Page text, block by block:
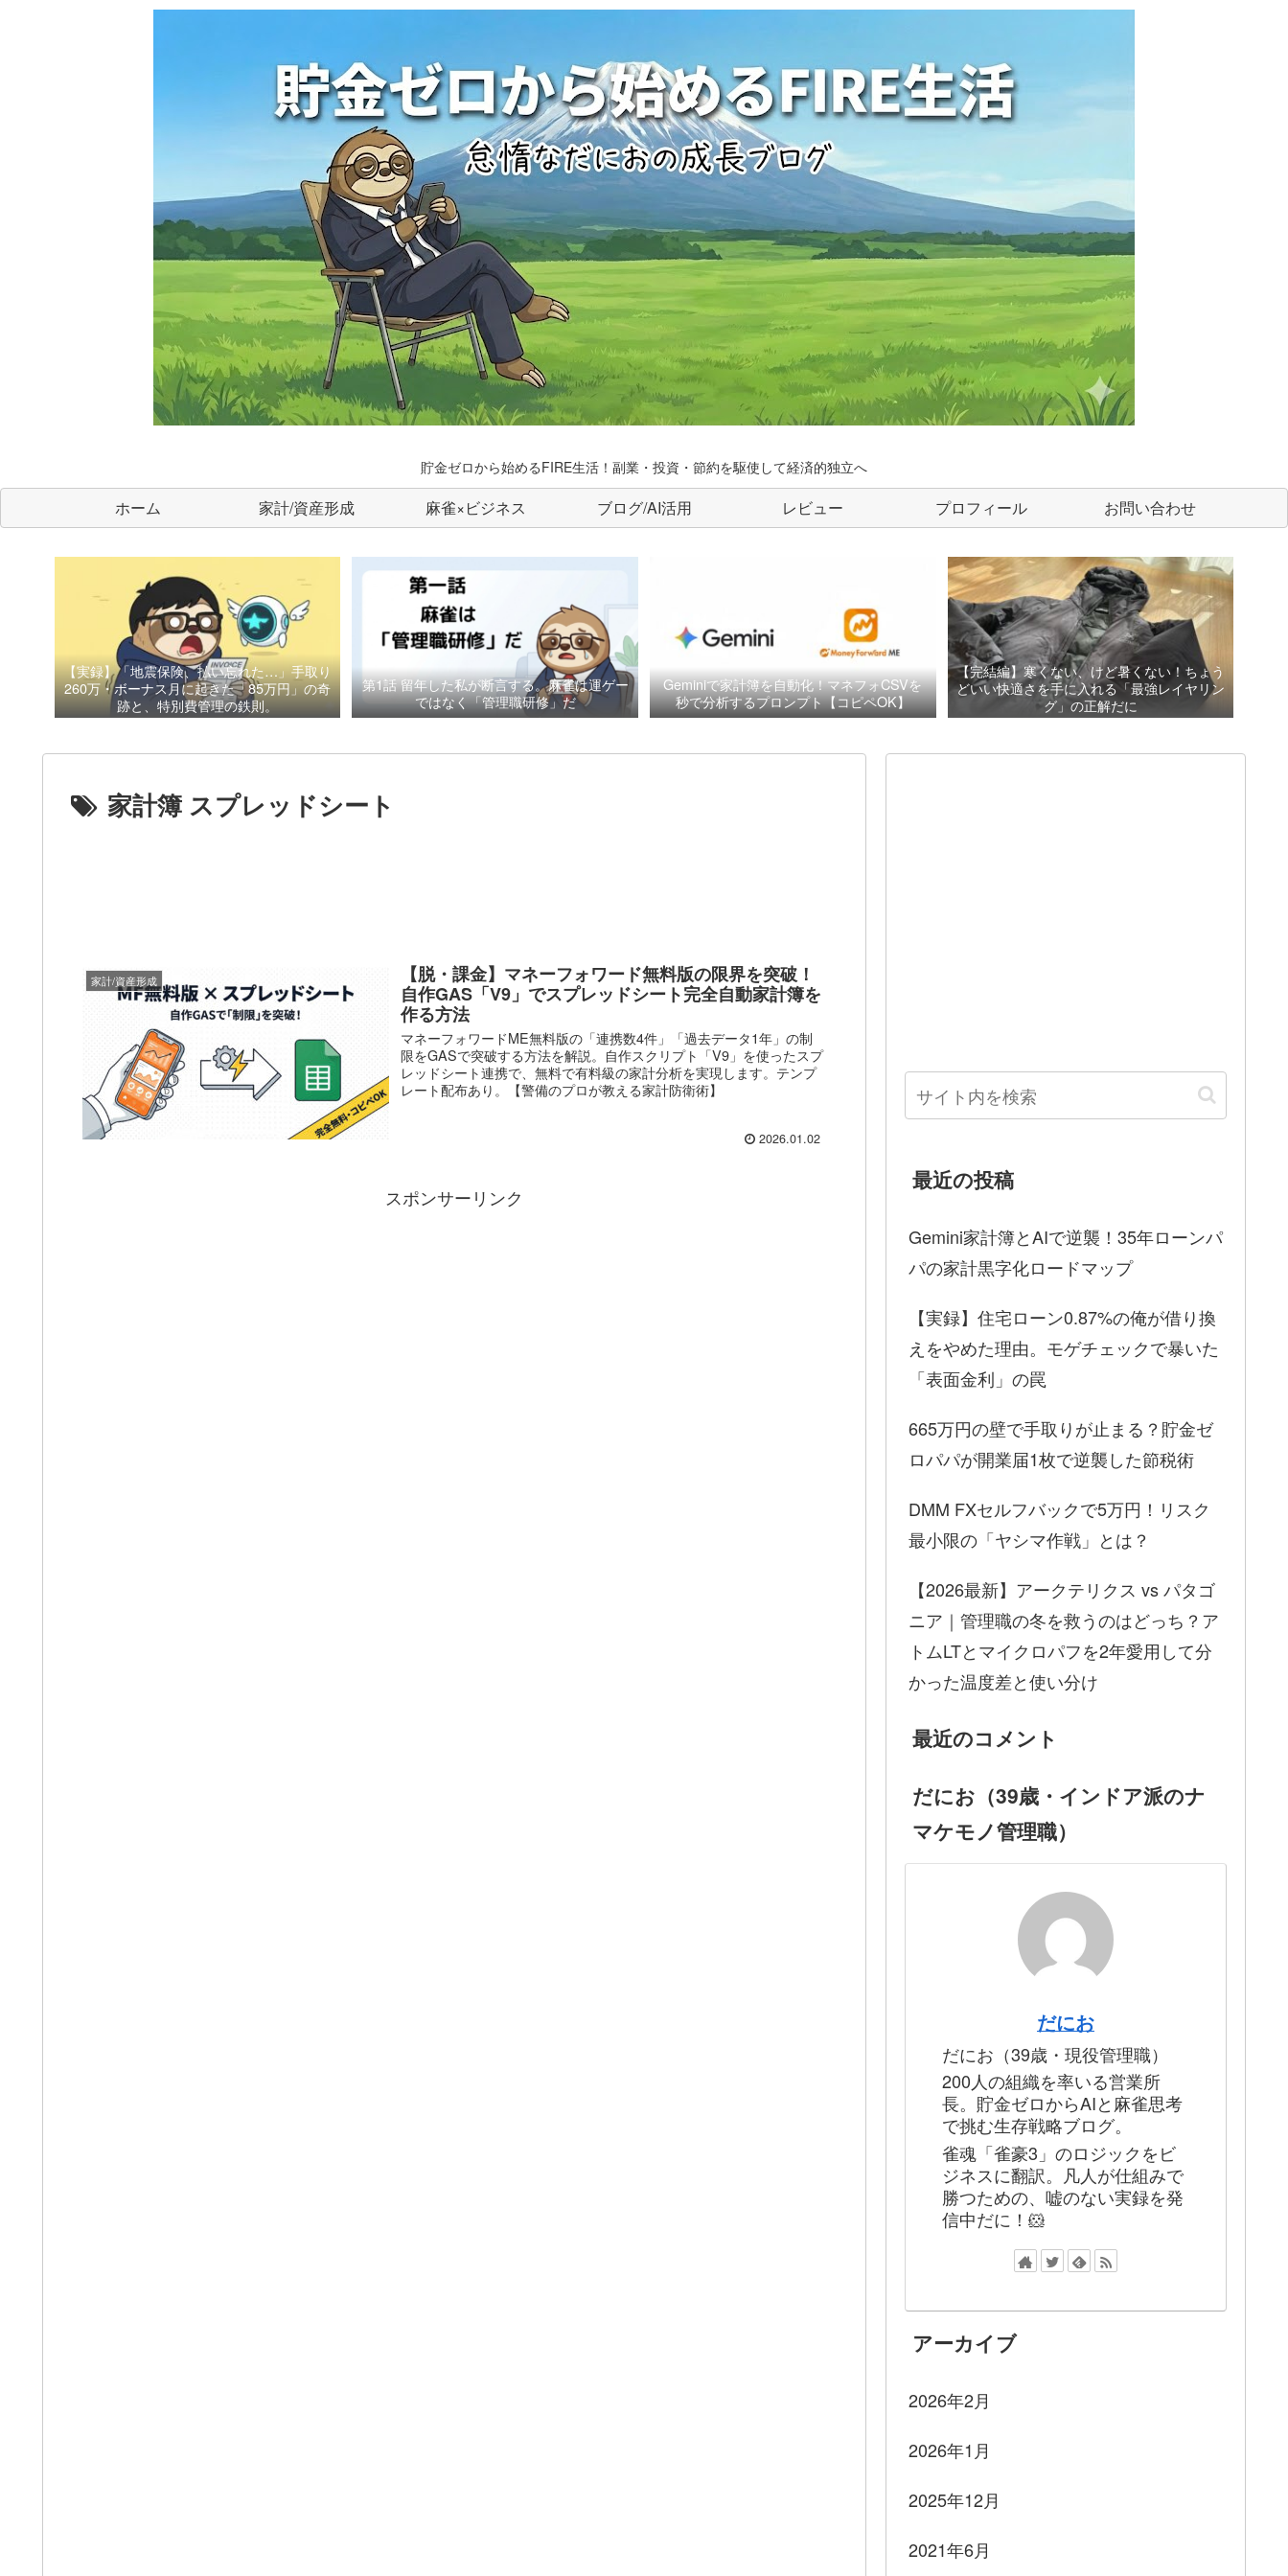
貯金ゼロから始めるFIRE生活！副業・投資・節約を駆使して経済的独立へ
ホーム 家計/資産形成 麻雀×ビジネス ブログ/AI活用 レビュー プロフィール お問い合わせ
【実録】「地震保険、払い忘れた…」手取り
260万・ボーナス月に起きた「85万円」の奇
跡と、特別費管理の鉄則。
第1話留年した私が断言する。麻雀は運ゲー
ではなく「管理職研修」だ
Geminiで家計簿を自動化！マネフォCSVを
秒で分析するプロンプト【コピペOK】
【完結編】寒くない、けど暑くない！ちょう
どいい快適さを手に入れる「最強レイヤリン
グ」の正解だに
家計簿 スプレッドシート
家計/資産形成
【脱・課金】マネーフォワード無料版の限界を突破！
自作GAS「V9」でスプレッドシート完全自動家計簿を
作る方法
マネーフォワードME無料版の「連携数4件」「過去データ1年」の制
限をGASで突破する方法を解説。自作スクリプト「V9」を使ったスプ
レッドシート連携で、無料で有料級の家計分析を実現します。テンプ
レート配布あり。【警備のプロが教える家計防衛術】
2026.01.02
スポンサーリンク
最近の投稿
Gemini家計簿とAIで逆襲！35年ローンパ
パの家計黒字化ロードマップ
【実録】住宅ローン0.87%の俺が借り換
えをやめた理由。モゲチェックで暴いた
「表面金利」の罠
665万円の壁で手取りが止まる？貯金ゼ
ロパパが開業届1枚で逆襲した節税術
DMM FXセルフバックで5万円！リスク
最小限の「ヤシマ作戦」とは？
【2026最新】アークテリクス vs パタゴ
ニア｜管理職の冬を救うのはどっち？ア
トムLTとマイクロパフを2年愛用して分
かった温度差と使い分け
最近のコメント
だにお（39歳・インドア派のナ
マケモノ管理職）
だにお
だにお（39歳・現役管理職）
200人の組織を率いる営業所
長。貯金ゼロからAIと麻雀思考
で挑む生存戦略ブログ。
雀魂「雀豪3」のロジックをビ
ジネスに翻訳。凡人が仕組みで
勝つための、嘘のない実録を発
信中だに！🐹
アーカイブ
2026年2月
2026年1月
2025年12月
2021年6月